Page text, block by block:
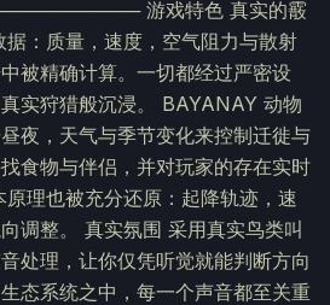
游戏特色 真实的霰
：质量，速度，空气阻力与散射
被精确计算。一切都经过严密设
实狩猎般沉浸。 BAYANAY 动物
夜，天气与季节变化来控制迁徙与
食物与伴侣，并对玩家的存在实时
理也被充分还原：起降轨迹，速
调整。 真实氛围 采用真实鸟类叫
处理，让你仅凭听觉就能判断方向
态系统之中，每一个声音都至关重